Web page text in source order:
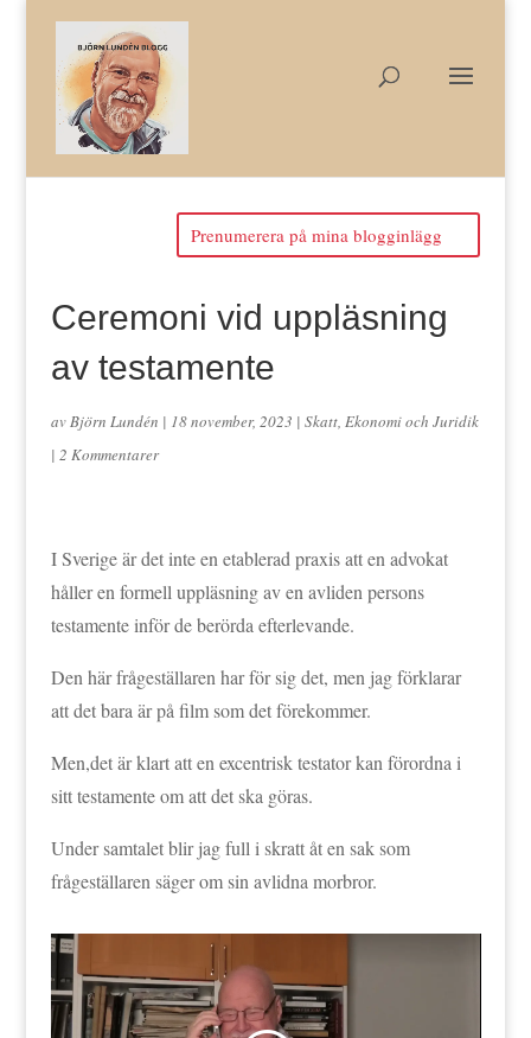
Prenumerera på mina blogginlägg
Ceremoni vid uppläsning
av testamente
avBjörn Lundén | 18 november, 2023 | Skatt, Ekonomi och Juridik
| 2 Kommentarer
I Sverige är det inte en etablerad praxis att en advokat
håller en formell uppläsning av en avliden persons
testamente inför de berörda efterlevande.
Den här frågeställaren har för sig det, men jag förklarar
att det bara är på film som det förekommer.
Men,det är klart att en excentrisk testator kan förordna i
sitt testamente om att det ska göras.
Under samtalet blir jag full i skratt åt en sak som
frågeställaren säger om sin avlidna morbror.